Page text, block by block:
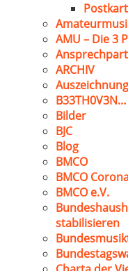
AMU – Die 3
ARCHIV
Bilder
BJC
Blog
BMCO
BMCO
BMCO e.V.
stabilisieren